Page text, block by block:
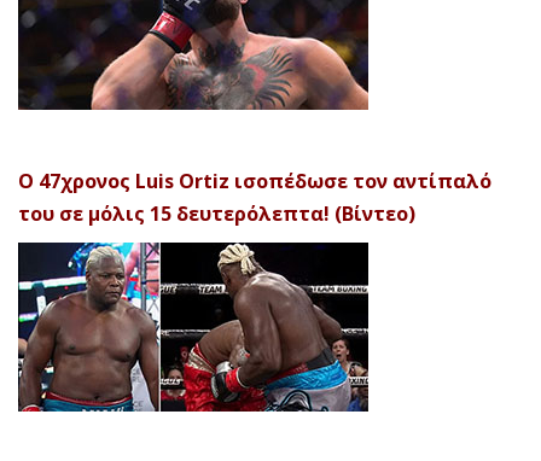
Ο 47χρονος Luis Ortiz ισοπέδωσε τον αντίπαλό
του σε μόλις 15 δευτερόλεπτα! (Βίντεο)